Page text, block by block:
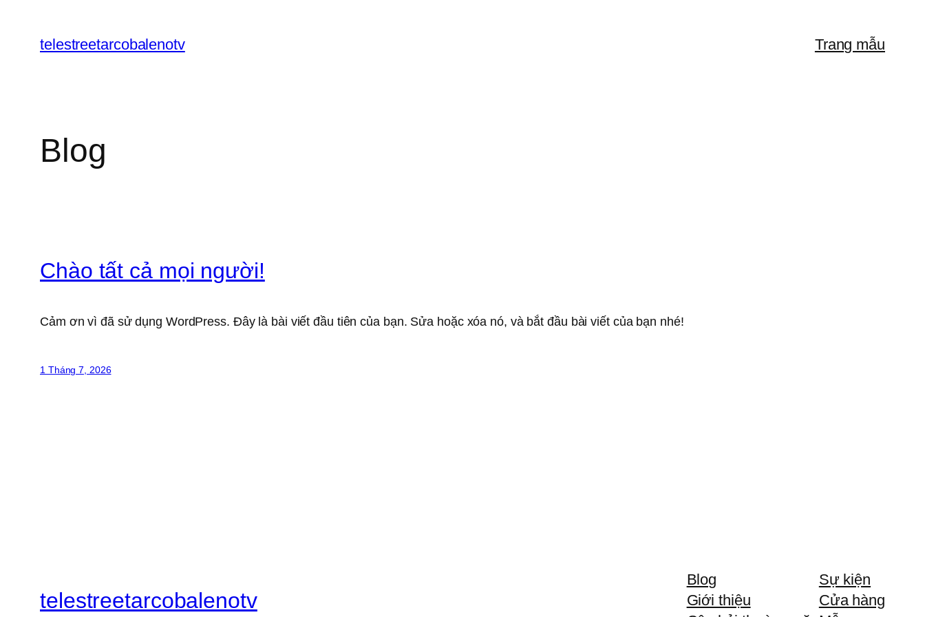
telestreetarcobalenotv Trang mẫu
Blog
Chào tất cả mọi người!
Cảm ơn vì đã sử dụng WordPress. Đây là bài viết đầu tiên của bạn. Sửa hoặc xóa nó, và bắt đầu bài viết của bạn nhé!
1 Tháng 7, 2026
telestreetarcobalenotv
Blog
Giới thiệu
Sự kiện
Cửa hàng